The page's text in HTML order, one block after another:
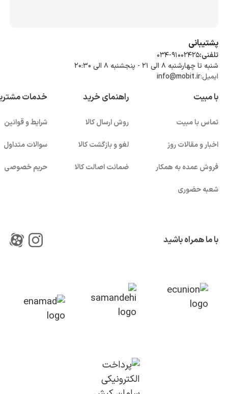
پشتیبانی
تلفنی:034-91002425
شنبه تا چهارشنبه ۸ الی ۲۱ - پنجشنبه 8 الی ۲۰:۳۰
ایمیل:info@mobit.ir
با مبیت
تماس با مبیت
اخبار و مقالات روز
فروش عمده به همکار
شعبه حضوری
راهنمای خرید
روش ارسال کالا
لغو و بازگشت کالا
ضمانت اصالت کالا
خدمات
شرایط و قوانین
سوالات متداول
حریم خصوصی
با ما همراه باشید